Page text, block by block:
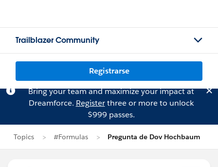
Trailblazer Community
Registrarse
Bring your team and maximize your impact at
Dreamforce. Registerthree or more to unlock
$999 passes.
Topics #Formulas Pregunta de Dov Hochbaum